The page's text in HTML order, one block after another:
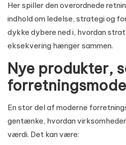
Her spiller den overordnede
indhold om ledelse, strategi og
dykke dybere ned i, hvordan
eksekvering hænger sammen.
Nye produkter,
En stor del af moderne
gentænke, hvordan
værdi. Det kan være: